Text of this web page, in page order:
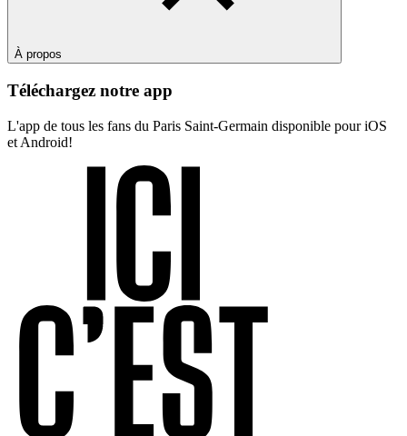
À propos
Téléchargez notre app
L'app de tous les fans du Paris Saint-Germain disponible pour iOS
et Android!